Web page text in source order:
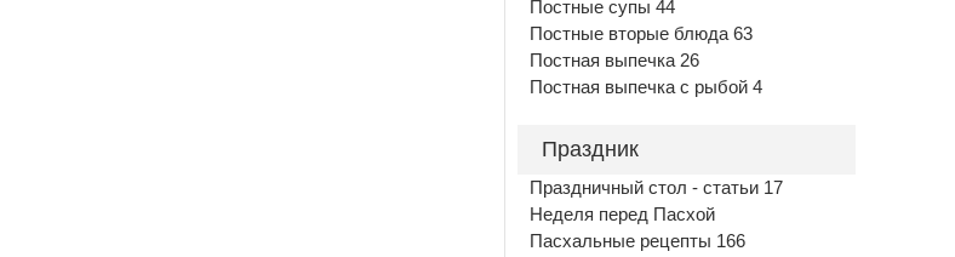
Постные супы 44
Постные вторые блюда 63
Постная выпечка 26
Постная выпечка с рыбой 4
Праздник
Праздничный стол - статьи 17
Неделя перед Пасхой
Пасхальные рецепты 166